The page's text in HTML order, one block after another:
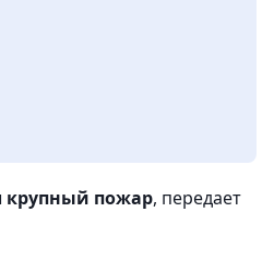
пожар, передает